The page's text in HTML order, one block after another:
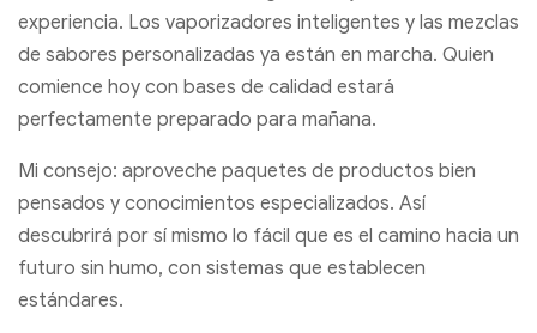
experiencia. Los vaporizadores inteligentes y las mezclas
de sabores personalizadas ya están en marcha. Quien
comience hoy con bases de calidad estará
perfectamente preparado para mañana.
Mi consejo: aproveche paquetes de productos bien
pensados y conocimientos especializados. Así
descubrirá por sí mismo lo fácil que es el camino hacia un
futuro sin humo, con sistemas que establecen
estándares.